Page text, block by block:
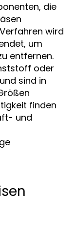
die
wird
um
entfernen.
oder
sind in
finden
und